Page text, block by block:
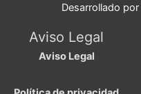
Desarrollado por
Aviso Legal
Aviso Legal